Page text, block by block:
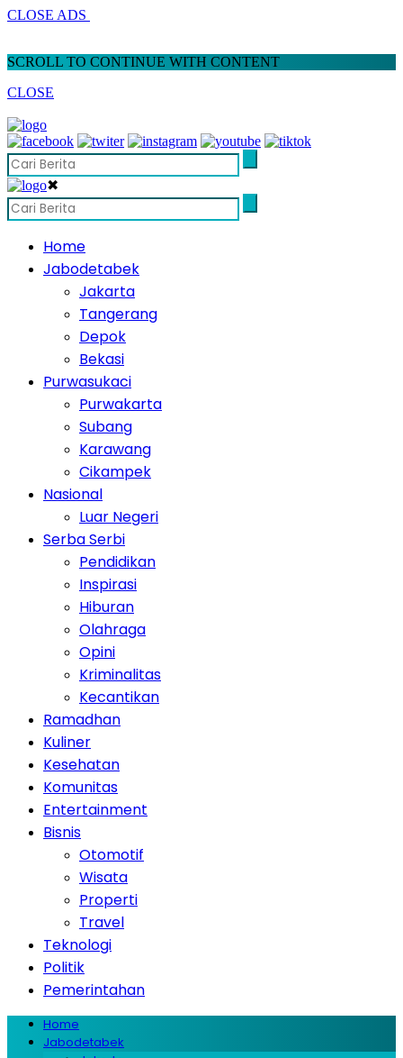
CLOSE ADS
SCROLL TO CONTINUE WITH CONTENT
CLOSE
✖
Home
Jabodetabek
Jakarta
Tangerang
Depok
Bekasi
Purwasukaci
Purwakarta
Subang
Karawang
Cikampek
Nasional
Luar Negeri
Serba Serbi
Pendidikan
Inspirasi
Hiburan
Olahraga
Opini
Kriminalitas
Kecantikan
Ramadhan
Kuliner
Kesehatan
Komunitas
Entertainment
Bisnis
Otomotif
Wisata
Properti
Travel
Teknologi
Politik
Pemerintahan
Home
Jabodetabek